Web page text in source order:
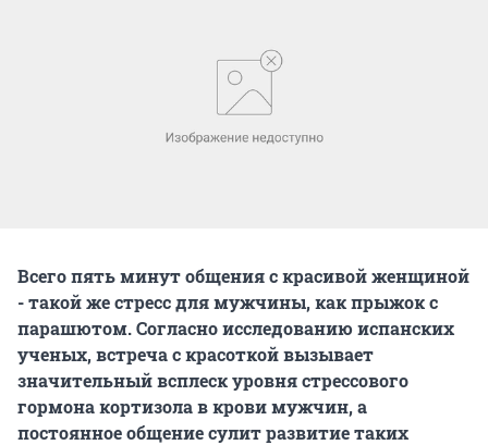
Всего пять минут общения с красивой женщиной
- такой же стресс для мужчины, как прыжок с
парашютом. Согласно исследованию испанских
ученых, встреча с красоткой вызывает
значительный всплеск уровня стрессового
гормона кортизола в крови мужчин, а
постоянное общение сулит развитие таких